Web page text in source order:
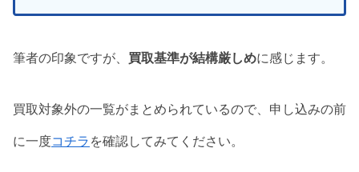
筆者の印象ですが、 買取基準が結構厳しめに感じます。
買取対象外の一覧がまとめられているので、申し込みの前
に一度コチラ を確認してみてください。